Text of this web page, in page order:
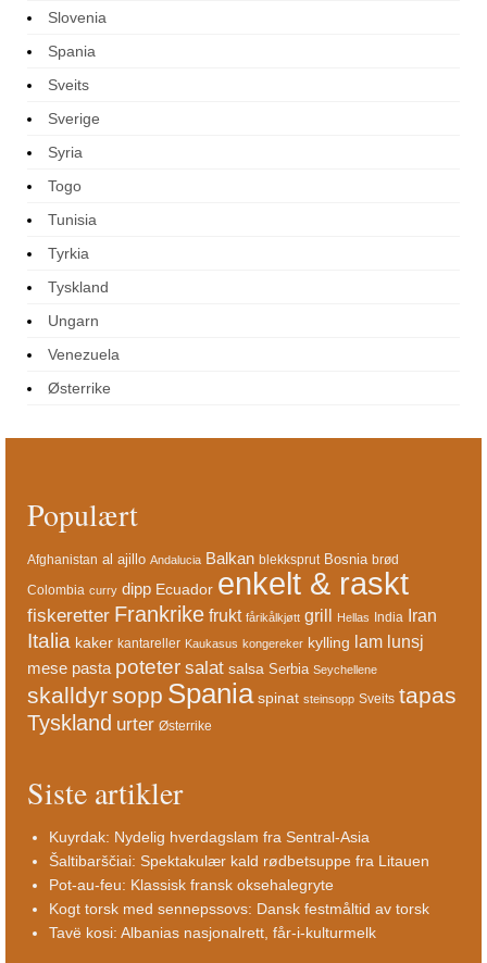
Slovenia
Spania
Sveits
Sverige
Syria
Togo
Tunisia
Tyrkia
Tyskland
Ungarn
Venezuela
Østerrike
Populært
Afghanistan al ajillo Andalucia Balkan blekksprut Bosnia brød
Colombia curry dipp Ecuador enkelt & raskt
fiskeretter Frankrike frukt fårikålkjøtt grill Hellas India Iran
Italia kaker kantareller Kaukasus kongereker kylling lam lunsj
mese pasta poteter salat salsa Serbia Seychellene
skalldyrsopp Spania spinat steinsopp Sveits tapas
Tyskland urter Østerrike
Siste artikler
Kuyrdak: Nydelig hverdagslam fra Sentral-Asia
Šaltibarščiai: Spektakulær kald rødbetsuppe fra Litauen
Pot-au-feu: Klassisk fransk oksehalegryte
Kogt torsk med sennepssovs: Dansk festmåltid av torsk
Tavë kosi: Albanias nasjonalrett, får-i-kulturmelk